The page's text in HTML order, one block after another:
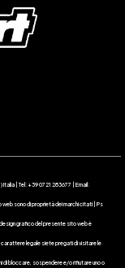
Italia | Tel: +39 0721 283677 | Email:
web sono di proprietà dei marchi citati | Ps
grafico del presente sito web è
carattere legale siete pregati di visitare le
di bloccare, sospendere e/o rifiutare uno o